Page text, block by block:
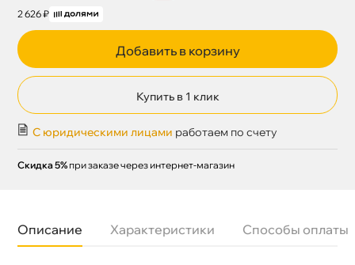
2 626 ₽
Добавить в корзину
Купить в 1 клик
С юридическими лицами работаем по счету
Скидка 5% при заказе через интернет-магазин
Описание Характеристики Способы оплаты